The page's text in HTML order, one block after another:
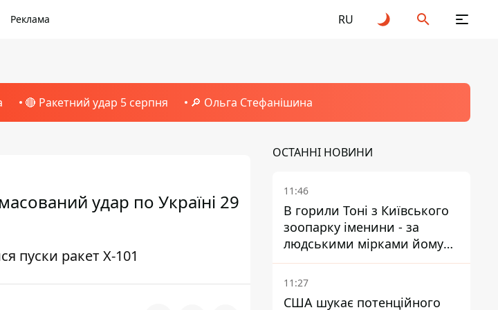
Реклама RU
🔴 Ракетний удар 5 серпня 🔎 Ольга Стефанішина
удар по Україні 29
пуски ракет Х-101
ОСТАННІ НОВИНИ
11:46
В горили Тоні з Київського
зоопарку іменини - за
людськими мірками йому
вже понад 90 років
11:27
США шукає потенційного